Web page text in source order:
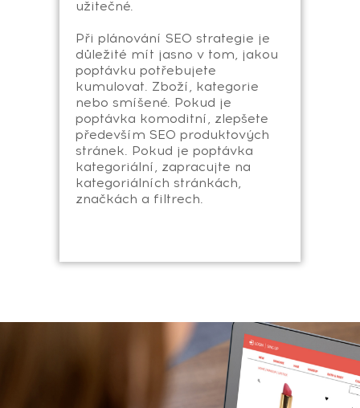
užitečné.
Při plánování SEO strategie je
důležité mít jasno v tom, jakou
poptávku potřebujete
kumulovat. Zboží, kategorie
nebo smíšené. Pokud je
poptávka komoditní, zlepšete
především SEO produktových
stránek. Pokud je poptávka
kategoriální, zapracujte na
kategoriálních stránkách,
značkách a filtrech.